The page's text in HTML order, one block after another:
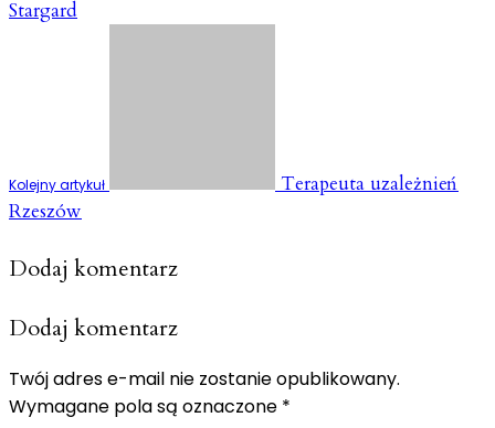
Stargard
Kolejny artykuł
Terapeuta uzależnień
Rzeszów
Dodaj komentarz
Dodaj komentarz
Twój adres e-mail nie zostanie opublikowany.
Wymagane pola są oznaczone *